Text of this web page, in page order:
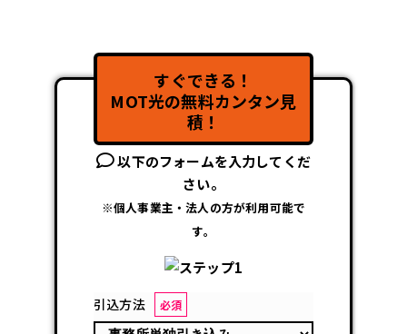
すぐできる！
MOT光の無料カンタン見
積！
以下のフォームを入力してくだ
さい。
※個人事業主・法人の方が利用可能で
す。
引込方法 必須